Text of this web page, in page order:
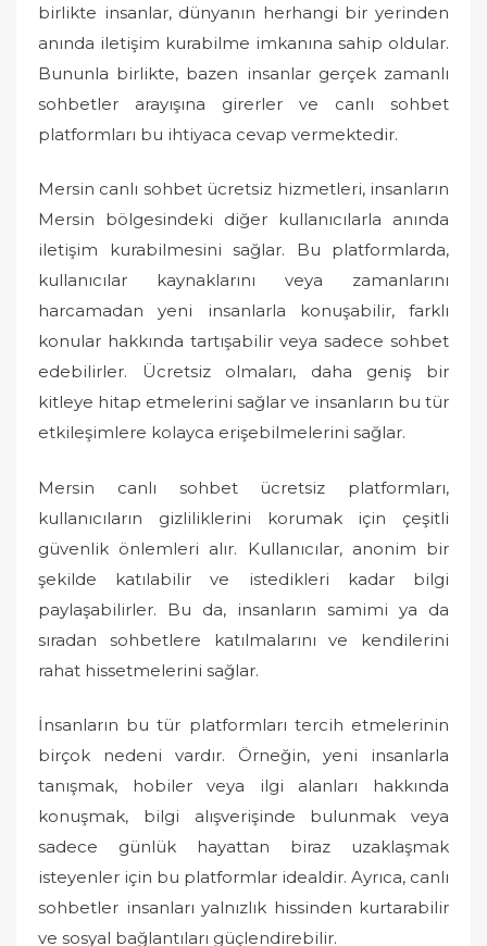
birlikte insanlar, dünyanın herhangi bir yerinden
anında iletişim kurabilme imkanına sahip oldular.
Bununla birlikte, bazen insanlar gerçek zamanlı
sohbetler arayışına girerler ve canlı sohbet
platformları bu ihtiyaca cevap vermektedir.
Mersin canlı sohbet ücretsiz hizmetleri, insanların
Mersin bölgesindeki diğer kullanıcılarla anında
iletişim kurabilmesini sağlar. Bu platformlarda,
kullanıcılar kaynaklarını veya zamanlarını
harcamadan yeni insanlarla konuşabilir, farklı
konular hakkında tartışabilir veya sadece sohbet
edebilirler. Ücretsiz olmaları, daha geniş bir
kitleye hitap etmelerini sağlar ve insanların bu tür
etkileşimlere kolayca erişebilmelerini sağlar.
Mersin canlı sohbet ücretsiz platformları,
kullanıcıların gizliliklerini korumak için çeşitli
güvenlik önlemleri alır. Kullanıcılar, anonim bir
şekilde katılabilir ve istedikleri kadar bilgi
paylaşabilirler. Bu da, insanların samimi ya da
sıradan sohbetlere katılmalarını ve kendilerini
rahat hissetmelerini sağlar.
İnsanların bu tür platformları tercih etmelerinin
birçok nedeni vardır. Örneğin, yeni insanlarla
tanışmak, hobiler veya ilgi alanları hakkında
konuşmak, bilgi alışverişinde bulunmak veya
sadece günlük hayattan biraz uzaklaşmak
isteyenler için bu platformlar idealdir. Ayrıca, canlı
sohbetler insanları yalnızlık hissinden kurtarabilir
ve sosyal bağlantıları güçlendirebilir.